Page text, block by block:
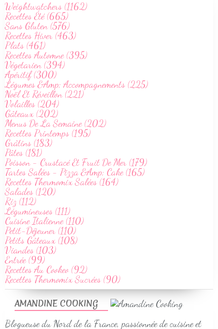
AMANDINE COOKING
Blogueuse du Nord de la France, passionnée de cuisine et
Weightwatchers (1162)
Recettes Été (665)
Sans Gluten (576)
Recettes Hiver (463)
Plats (461)
Recettes Automne (395)
Végetarien (394)
Apéritif (300)
Légumes &Amp; Accompagnements (225)
Noël Et Réveillon (221)
Volailles (204)
Gâteaux (202)
Menus De La Semaine (202)
Recettes Printemps (195)
Grâtins (183)
Pâtes (181)
Poisson - Crustacé Et Fruit De Mer (179)
Tartes Salées - Pizza &Amp; Cake (165)
Recettes Thermomix Salées (164)
Salades (120)
Riz (112)
Légumineuses (111)
Cuisine Italienne (110)
Petit-Déjeuner (110)
Petits Gâteaux (108)
Viandes (103)
Entrée (99)
Recettes Au Cookeo (92)
Recettes Thermomix Sucrées (90)